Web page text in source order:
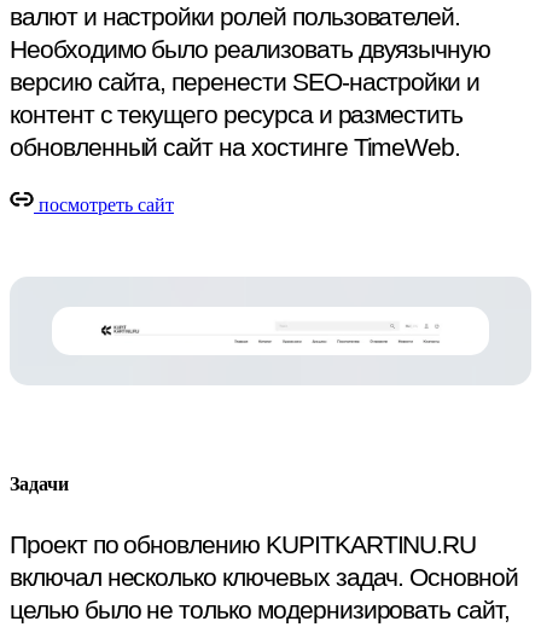
валют и настройки ролей пользователей.
Необходимо было реализовать двуязычную
версию сайта, перенести SEO-настройки и
контент с текущего ресурса и разместить
обновленный сайт на хостинге TimeWeb.
посмотреть сайт
Задачи
Проект по обновлению KUPITKARTINU.RU
включал несколько ключевых задач. Основной
целью было не только модернизировать сайт,